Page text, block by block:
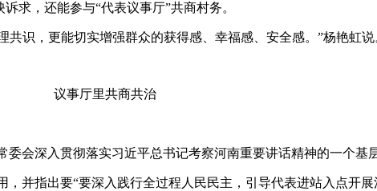
求，还能参与“代表议事厅”共商村务。
识，更能切实增强群众的获得感、幸福感、安全感。”杨艳虹说
议事厅里共商共治
深入贯彻落实习近平总书记考察河南重要讲话精神的一个基层
指出要“要深入践行全过程人民民主，引导代表进站入点开